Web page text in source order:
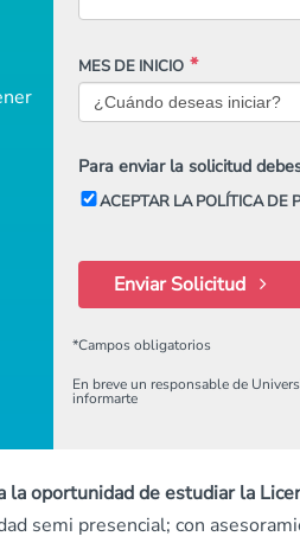
MES DE INICIO
Para enviar la solicitud
ACEPTAR LA POLÍTICA DE
Enviar Solicitud
*Campos obligatorios
En breve un responsable de
informarte
la oportunidad de estudiar la
semi presencial; con